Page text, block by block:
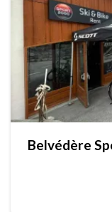
Belvédère